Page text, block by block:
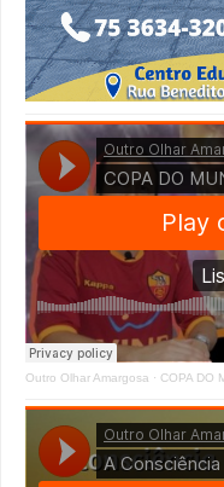
Outro Olhar Amargosa · COPA DO